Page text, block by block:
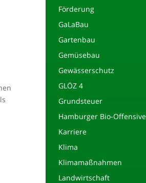
Förderung
GaLaBau
Gartenbau
Gemüsebau
Gewässerschutz
GLÖZ 4
Grundsteuer
Hamburger Bio-Offensive
Karriere
Klima
Klimamaßnahmen
Landwirtschaft